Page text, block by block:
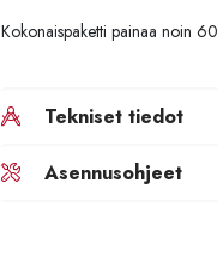
Kokonaispaketti painaa noin
Tekniset tiedot
Asennusohjeet